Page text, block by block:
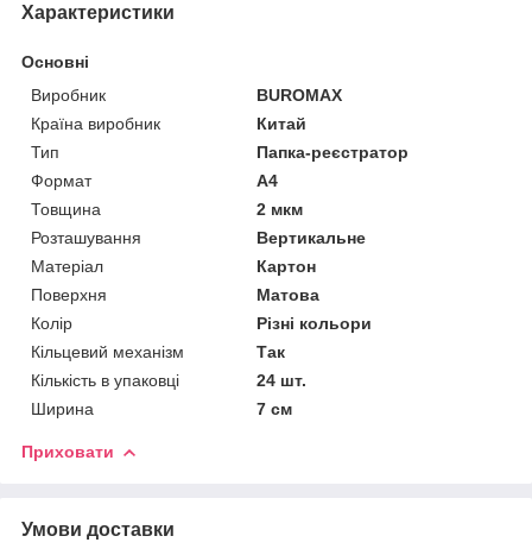
Характеристики
Основні
Виробник
BUROMAX
Країна виробник
Китай
Тип
Папка-реєстратор
Формат
A4
Товщина
2 мкм
Розташування
Вертикальне
Матеріал
Картон
Поверхня
Матова
Колір
Різні кольори
Кільцевий механізм
Так
Кількість в упаковці
24 шт.
Ширина
7 см
Приховати
Умови доставки